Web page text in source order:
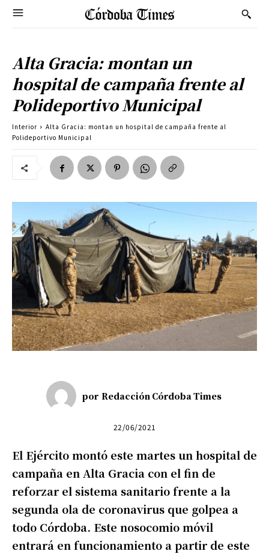
Alta Gracia: montan un
hospital de campaña frente al
Polideportivo Municipal
Interior
Alta Gracia: montan un hospital de campaña frente al
Polideportivo Municipal
por Redacción Córdoba Times
22/06/2021
El Ejército montó este martes un hospital de
campaña en Alta Gracia con el fin de
reforzar el sistema sanitario frente a la
segunda ola de coronavirus que golpea a
todo Córdoba. Este nosocomio móvil
entrará en funcionamiento a partir de este